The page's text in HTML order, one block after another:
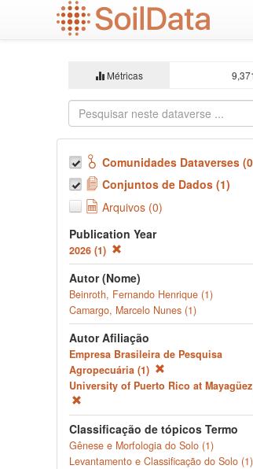
Métricas
Comunidades Dataverses
Conjuntos de Dados (1)
Arquivos (0)
Publication Year
2026 (1)
Autor (Nome)
Beinroth, Fernando Henrique (1)
Camargo, Marcelo Nunes (1)
Autor Afiliação
Empresa Brasileira de Pesquisa
Agropecuária (1)
University of Puerto Rico at
Classificação de tópicos Termo
Gênese e Morfologia do Solo (1)
Levantamento e Classificação do Solo (1)